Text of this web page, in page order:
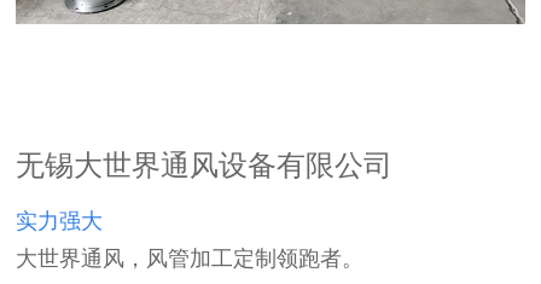
无锡大世界通风设备有限公司
实力强大
大世界通风，风管加工定制领跑者。